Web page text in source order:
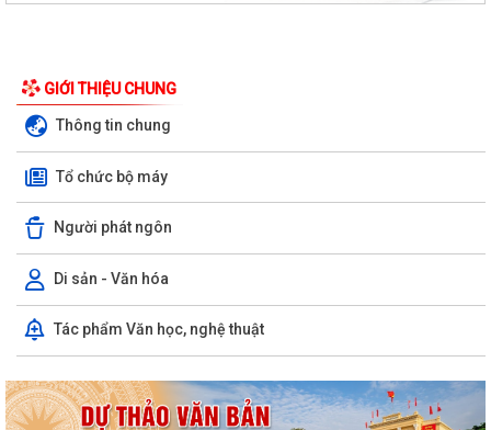
GIỚI THIỆU CHUNG
Thông tin chung
Tổ chức bộ máy
Người phát ngôn
Di sản - Văn hóa
Tác phẩm Văn học, nghệ thuật